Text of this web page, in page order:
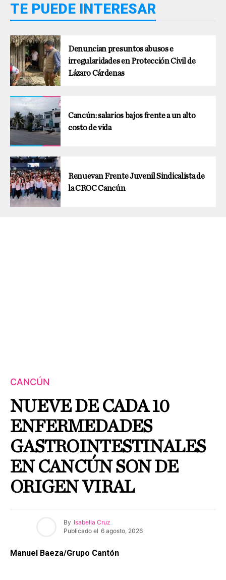
TE PUEDE INTERESAR
Denuncian presuntos abusos e
irregularidades en Protección Civil de
Lázaro Cárdenas
Cancún: salarios bajos frente a un alto
costo de vida
Renuevan Frente Juvenil Sindicalista de
la CROC Cancún
CANCÚN
NUEVE DE CADA 10
ENFERMEDADES
GASTROINTESTINALES
EN CANCÚN SON DE
ORIGEN VIRAL
By Isabella Cruz
Publicado el 6 agosto, 2026
Manuel Baeza/Grupo Cantón